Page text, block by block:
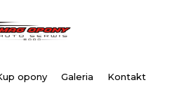
opony Galeria Kontakt